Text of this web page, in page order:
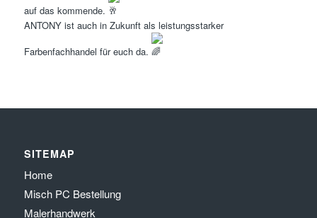
auf das kommende.
ANTONY ist auch in Zukunft als leistungsstarker
Farbenfachhandel für euch da.
SITEMAP
Home
Misch PC Bestellung
Malerhandwerk